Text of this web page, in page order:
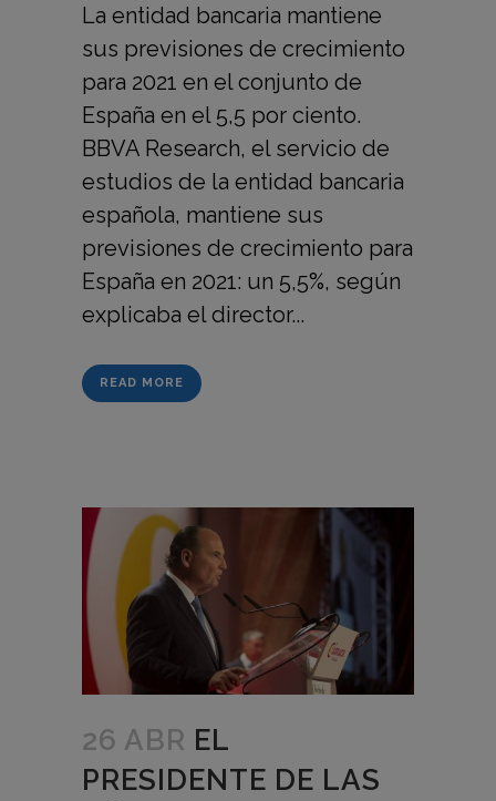
La entidad bancaria mantiene
sus previsiones de crecimiento
para 2021 en el conjunto de
España en el 5,5 por ciento.
BBVA Research, el servicio de
estudios de la entidad bancaria
española, mantiene sus
previsiones de crecimiento para
España en 2021: un 5,5%, según
explicaba el director...
READ MORE
26 ABR EL
PRESIDENTE DE LAS